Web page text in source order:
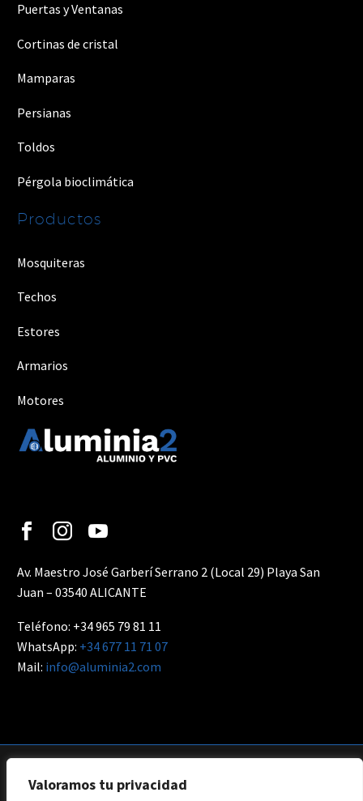
Valoramos tu privacidad
Puertas y Ventanas
Cortinas de cristal
Mamparas
Persianas
Toldos
Pérgola bioclimática
Productos
Mosquiteras
Techos
Estores
Armarios
Motores
Av. Maestro José Garberí Serrano 2 (Local 29) Playa San
Juan – 03540 ALICANTE
Teléfono: +34 965 79 81 11
WhatsApp: +34 677 11 71 07
Mail: info@aluminia2.com